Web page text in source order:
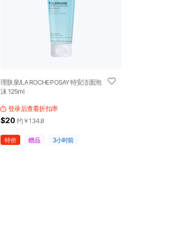
理肤泉/LA ROCHE POSAY 特安洁面泡
沫 125ml
登录后查看折扣率
$20 约￥134.8
特价 赠品 3小时前